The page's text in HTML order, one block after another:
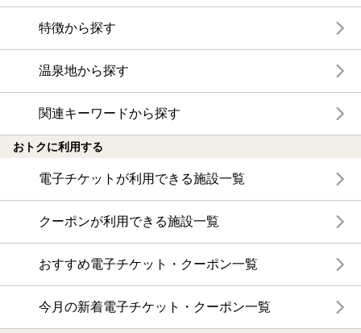
特徴から探す
温泉地から探す
関連キーワードから探す
おトクに利用する
電子チケットが利用できる施設一覧
クーポンが利用できる施設一覧
おすすめ電子チケット・クーポン一覧
今月の新着電子チケット・クーポン一覧